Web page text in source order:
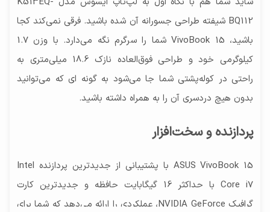
BQ112 شیفته طراحی جسورانه آن شده باشید. فرقی نمی‌کند کجا
باشید، VivoBook 15 شما را سرگرم نگه می‌دارد. با وزن 1.7
کیلوگرمی خود و طراحی فوق‌العاده نازک 18.6 میلی‌متری به
راحتی در کوله‌پشتی شما جا می‌شود به گونه ای که می‌توانید
بدون هیچ دردسری آن را به همراه داشته باشید.
پردازنده و سخت‌افزار
ASUS VivoBook 15 با پشتیبانی از جدیدترین پردازنده Intel
Core i7 با حداکثر 16 گیگابایت حافظه و جدیدترین کارت
گرافیک NVIDIA GeForce، عملکردی را ارائه می‌دهد که شما برای